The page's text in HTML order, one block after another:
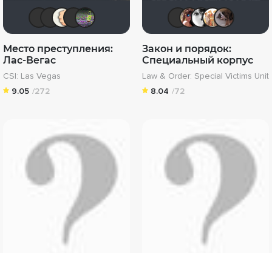
Женя AAndrew_AN
Место преступления:
Лас-Вегас
CSI: Las Vegas
9.05 /272
Закон и порядок:
Специальный корпус
Law & Order: Special Victims Unit
8.04 /72